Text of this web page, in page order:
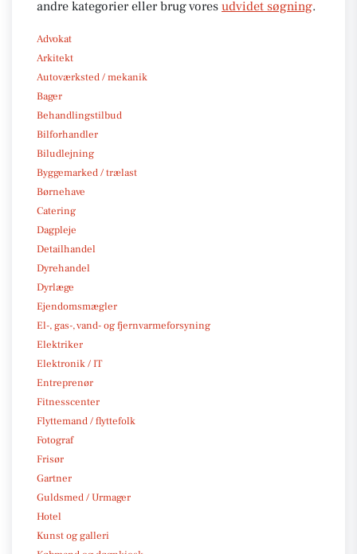
andre kategorier eller brug vores udvidet søgning.
Advokat
Arkitekt
Autoværksted / mekanik
Bager
Behandlingstilbud
Bilforhandler
Biludlejning
Byggemarked / trælast
Børnehave
Catering
Dagpleje
Detailhandel
Dyrehandel
Dyrlæge
Ejendomsmægler
El-, gas-, vand- og fjernvarmeforsyning
Elektriker
Elektronik / IT
Entreprenør
Fitnesscenter
Flyttemand / flyttefolk
Fotograf
Frisør
Gartner
Guldsmed / Urmager
Hotel
Kunst og galleri